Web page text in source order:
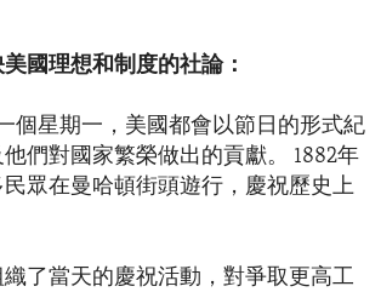
國理想和制度的社論：
個星期一，美國都會以節日的形式紀
們對國家繁榮做出的貢獻。 1882年
民眾在曼哈頓街頭遊行，慶祝歷史上
了當天的慶祝活動，對爭取更高工